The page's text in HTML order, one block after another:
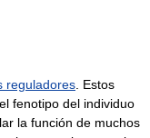
reguladores . Estos
fenotipo del individuo
la función de muchos